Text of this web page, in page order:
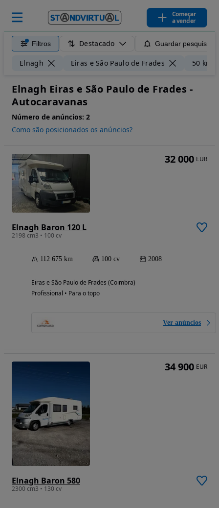
Começar
a vender
Filtros Destacado Guardar pesquisa
Elnagh Eiras e São Paulo de Frades 50 km
Elnagh Eiras e São Paulo de Frades -
Autocaravanas
Número de anúncios: 2
Como são posicionados os anúncios?
Elnagh Baron 120 L
2198 cm3 • 100 cv
112 675 km 100 cv 2008
Eiras e São Paulo de Frades (Coimbra)
Profissional • Para o topo
Ver anúncios
32 000 EUR
Elnagh Baron 580
2300 cm3 • 130 cv
34 900 EUR